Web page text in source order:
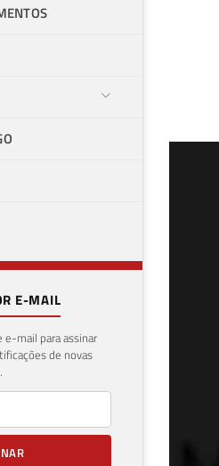
E-MAIL
mail para assinar
de novas